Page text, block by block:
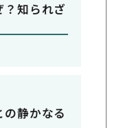
？知られざ
静かなる